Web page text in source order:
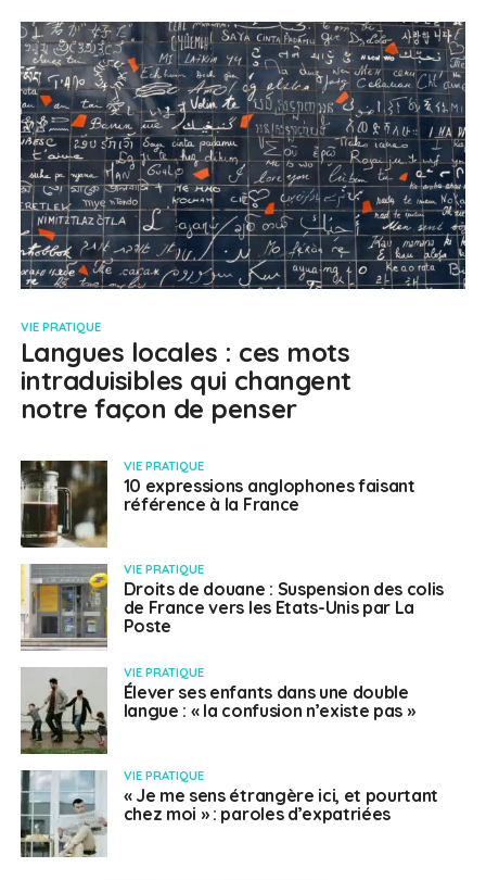
VIE PRATIQUE
Langues locales : ces mots
intraduisibles qui changent
notre façon de penser
VIE PRATIQUE
10 expressions anglophones faisant
référence à la France
VIE PRATIQUE
Droits de douane : Suspension des colis
de France vers les Etats-Unis par La
Poste
VIE PRATIQUE
Élever ses enfants dans une double
langue : « la confusion n’existe pas »
VIE PRATIQUE
« Je me sens étrangère ici, et pourtant
chez moi » : paroles d’expatriées